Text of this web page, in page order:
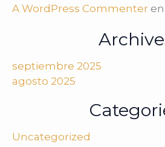
A WordPress Commenter en
septiembre 2025
agosto 2025
Uncategorized